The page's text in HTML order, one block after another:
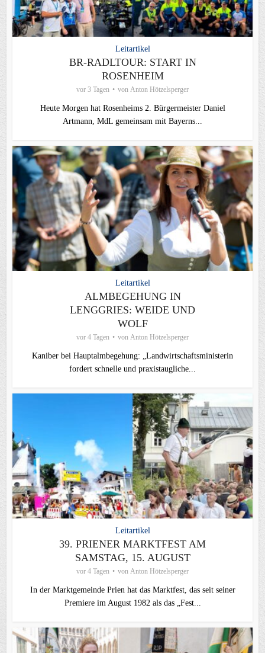
Leitartikel
BR-RADLTOUR: START IN
ROSENHEIM
vor 3 Tagen von Anton Hötzelsperger
Heute Morgen hat Rosenheims 2. Bürgermeister Daniel
Artmann, MdL gemeinsam mit Bayerns...
Leitartikel
ALMBEGEHUNG IN
LENGGRIES: WEIDE UND
WOLF
vor 4 Tagen von Anton Hötzelsperger
Kaniber bei Hauptalmbegehung: „Landwirtschaftsministerin
fordert schnelle und praxistaugliche...
Leitartikel
39. PRIENER MARKTFEST AM
SAMSTAG, 15. AUGUST
vor 4 Tagen von Anton Hötzelsperger
In der Marktgemeinde Prien hat das Marktfest, das seit seiner
Premiere im August 1982 als das „Fest...